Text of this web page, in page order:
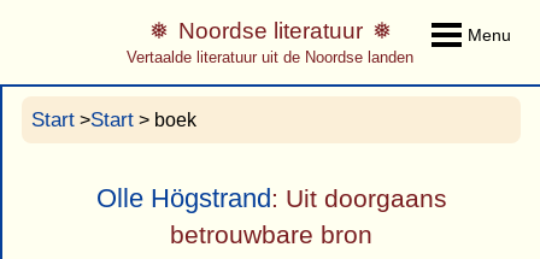
Menu
Noordse literatuur
Vertaalde literatuur uit de Noordse landen
Start >Start > boek
Olle Högstrand: Uit doorgaans
betrouwbare bron